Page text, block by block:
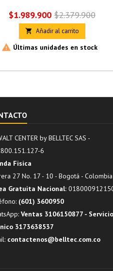
Precio
$1.989.900 Precio
base
$2.379.900
 Añadir al carrito
 Últimas unidades en stock
CENTER by BELLTEC SAS -
6
Fisica
27 No. 17 - 10 - Bogotá - Colombia
Gratuita Nacional:
(601) 3600950
Ventas 3106150877 - Servicio
3173638537
contactenos@belltec.com.co